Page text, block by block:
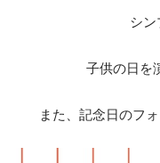
シ
子供の日を
また、記念日のフ